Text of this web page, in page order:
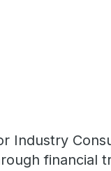
Industry
financial